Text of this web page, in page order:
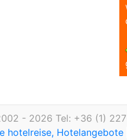
- 2026 Tel: +36 (1)
hotelreise, Hotelangebote